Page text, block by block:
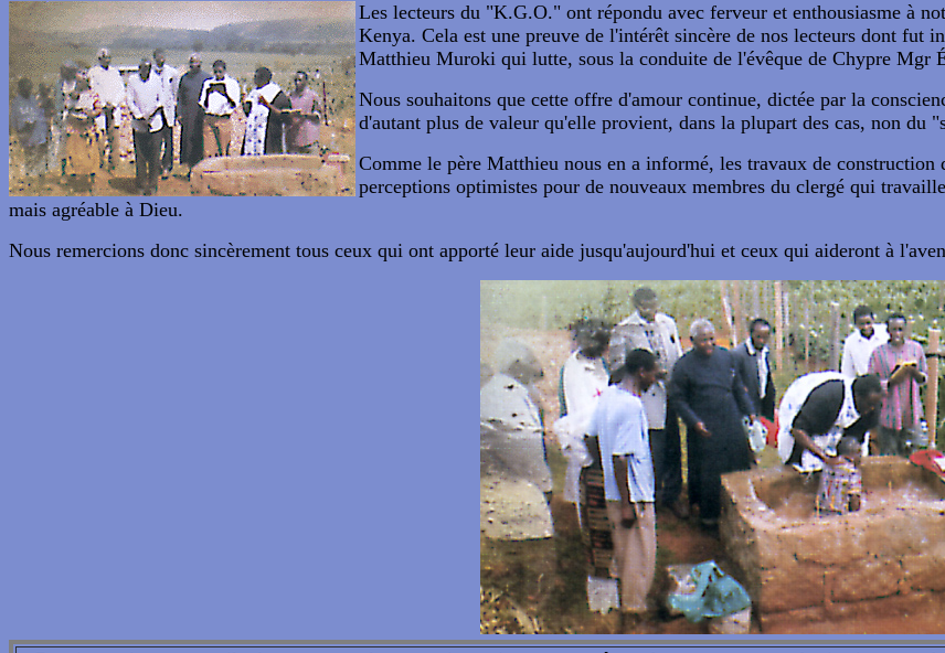
Les lecteurs du "K.G.O." ont répondu avec ferveur et enthousiasme à
Kenya. Cela est une preuve de l'intérêt sincère de nos lecteurs dont fut
Matthieu Muroki qui lutte, sous la conduite de l'évêque de Chypre Mgr
Nous souhaitons que cette offre d'amour continue, dictée par la
d'autant plus de valeur qu'elle provient, dans la plupart des cas, non du
Comme le père Matthieu nous en a informé, les travaux de
perceptions optimistes pour de nouveaux membres du clergé qui
mais agréable à Dieu.
Nous remercions donc sincèrement tous ceux qui ont apporté leur aide jusqu'aujourd'hui et ceux qui aideront à